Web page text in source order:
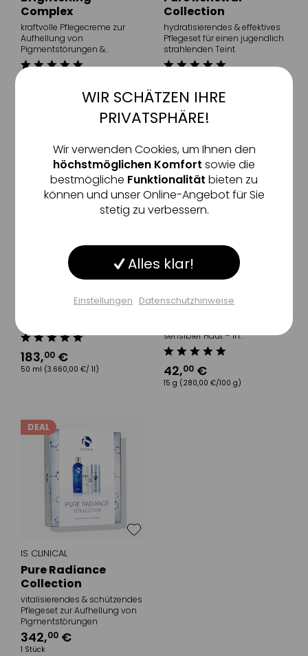
Complex
kraftvolle Pflegecreme zur
Aufhellung von
Pigmentstörungen &
Hyperpigmentierungen
(6.800,00 €/ 1l)
Collection
hydratisierendes & effektives
Pflegeset für einen jugendlich
strahlenden Teint
1 Stück
Firming Complex
regenerierende
183,00 €
50 ml (3.660,00 €/ 1l)
IS CLINICAL
SHEALD™ Recovery
Balm – Travel
sensibler Haut – in
Reisegröße
42,00 €
15 g (280,00 €/100 g)
DEAL
IS CLINICAL
Pure Radiance
Collection
vitalisierendes & schützendes
Pflegeset zur Aufhellung von
Pigmentstörungen
342,00 €
1 Stück
Funktionale Aktiv
Tracking Inaktiv
Sonstige Inaktiv
Einstellungen speichern
WIR SCHÄTZEN IHRE
PRIVATSPHÄRE!
Wir verwenden Cookies, um Ihnen den
höchstmöglichen Komfort sowie die
bestmögliche Funktionalität bieten zu
können und unser Online-Angebot für Sie
stetig zu verbessern.
Alles klar!
Einstellungen Datenschutzhinweise